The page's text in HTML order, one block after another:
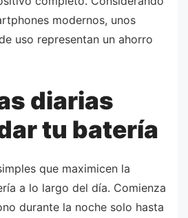
modernos, unos
uso representan un ahorro
diarias
tu batería
que maximicen la
a lo largo del día. Comienza
durante la noche solo hasta